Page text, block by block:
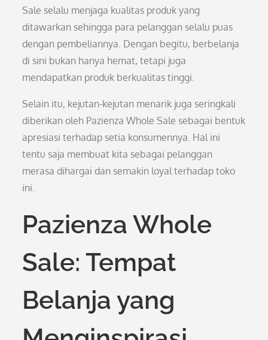
Sale selalu menjaga kualitas produk yang
ditawarkan sehingga para pelanggan selalu puas
dengan pembeliannya. Dengan begitu, berbelanja
di sini bukan hanya hemat, tetapi juga
mendapatkan produk berkualitas tinggi.
Selain itu, kejutan-kejutan menarik juga seringkali
diberikan oleh Pazienza Whole Sale sebagai bentuk
apresiasi terhadap setia konsumennya. Hal ini
tentu saja membuat kita sebagai pelanggan
merasa dihargai dan semakin loyal terhadap toko
ini.
Pazienza Whole
Sale: Tempat
Belanja yang